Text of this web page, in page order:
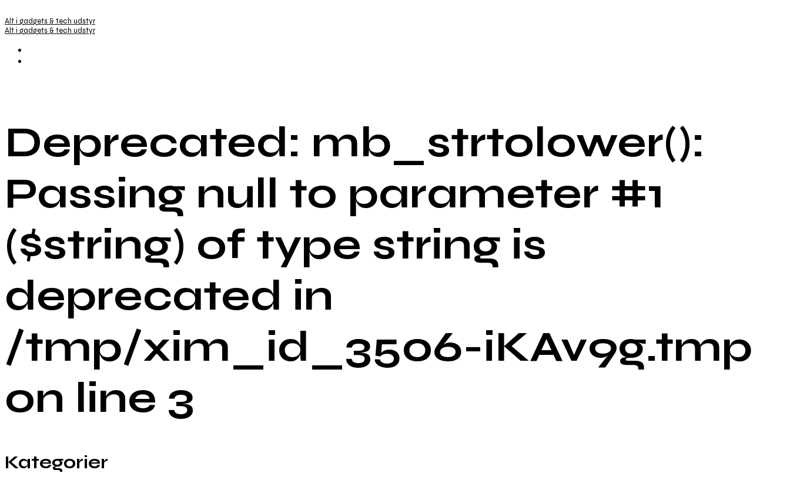
Alt i gadgets & tech udstyr
Alt i gadgets & tech udstyr
Deprecated: mb_strtolower():
Passing null to parameter #1
($string) of type string is
deprecated in
/tmp/xim_id_3506-iKAv9g.tmp
on line 3
Kategorier